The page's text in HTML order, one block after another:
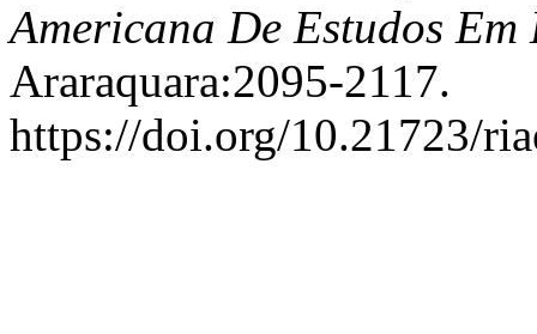
Americana De Estudos Em
Araraquara:2095-2117.
https://doi.org/10.21723/